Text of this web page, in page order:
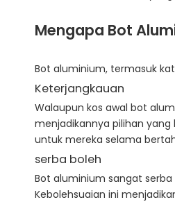
Mengapa Bot
Bot aluminium, termasuk
Keterjangkauan
Walaupun kos awal bot
menjadikannya pilihan
untuk mereka selama
serba boleh
Bot aluminium sangat
Kebolehsuaian ini